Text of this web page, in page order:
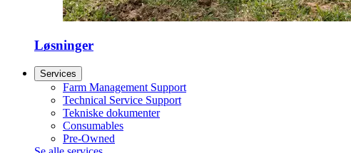
Løsninger
Services
Farm Management Support
Technical Service Support
Tekniske dokumenter
Consumables
Pre-Owned